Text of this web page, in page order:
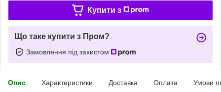
Купити з
Що таке купити з Пром?
Замовлення під захистом
Опис Характеристики Доставка Оплата Умови